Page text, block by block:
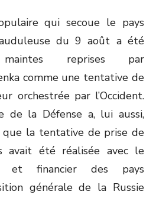
qui secoue le pays
du 9 août a été
reprises par
comme une tentative de
orchestrée par l’Occident.
de la Défense a, lui aussi,
que la tentative de prise de
avait été réalisée avec le
et financier des pays
générale de la Russie